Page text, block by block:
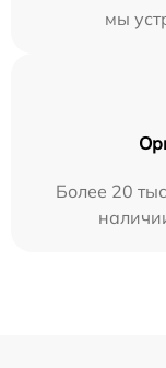
мы
Более 20